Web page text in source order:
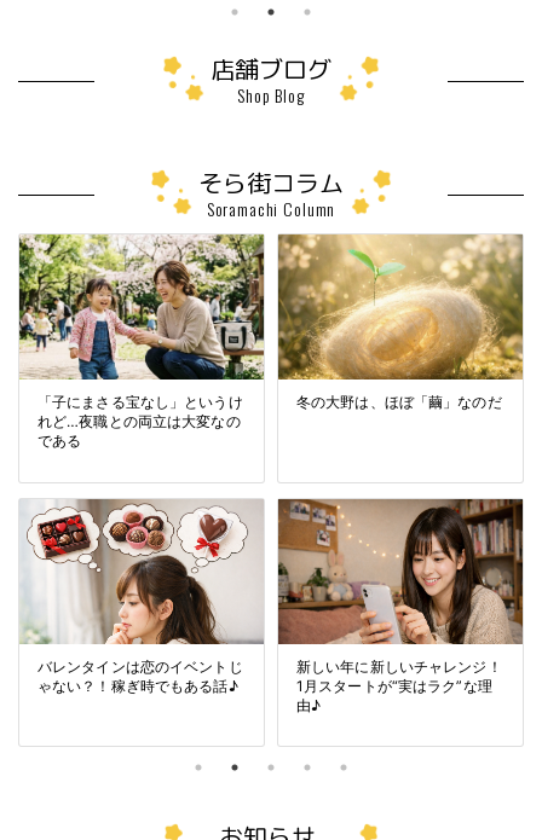
店舗ブログ
Shop Blog
そら街コラム
Soramachi Column
「子にまさる宝なし」というけ
れど…夜職との両立は大変なの
である
冬の大野は、ほぼ「繭」なのだ
バレンタインは恋のイベントじ
ゃない？！稼ぎ時でもある話♪
新しい年に新しいチャレンジ！
1月スタートが“実はラク”な理
由♪